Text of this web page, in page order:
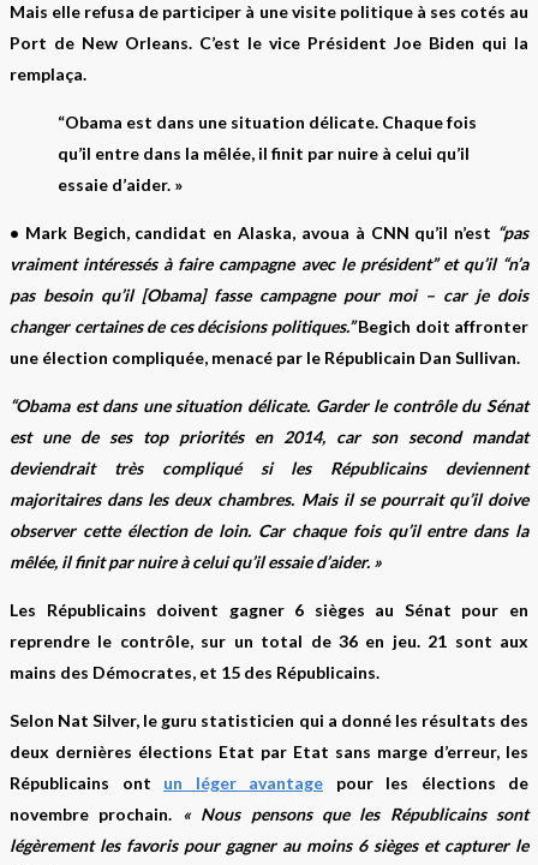
Mais elle refusa de participer à une visite politique à ses cotés au
Port de New Orleans. C’est le vice Président Joe Biden qui la
remplaça.
“Obama est dans une situation délicate. Chaque fois
qu’il entre dans la mêlée, il finit par nuire à celui qu’il
essaie d’aider. »
• Mark Begich, candidat enAlaska, avoua à CNN qu’il n’est “pas
vraiment intéressés à faire campagne avec le président” et qu’il “n’a
pas besoin qu’il [Obama] fasse campagne pour moi – car je dois
changer certaines de ces décisions politiques.”Begich doit affronter
une élection compliquée, menacé par le Républicain Dan Sullivan.
“Obama est dans une situation délicate. Garder le contrôle du Sénat
est une de ses top priorités en 2014, car son second mandat
deviendrait très compliqué si les Républicains deviennent
majoritaires dans les deux chambres. Mais il se pourrait qu’il doive
observer cette élection de loin. Car chaque fois qu’il entre dans la
mêlée, il finit par nuire à celui qu’il essaie d’aider. »
Les Républicains doivent gagner 6 sièges au Sénat pour en
reprendre le contrôle, sur un total de 36 en jeu. 21 sont aux
mains des Démocrates, et 15 des Républicains.
Selon Nat Silver, le guru statisticien qui a donné les résultats des
deux dernières élections Etat par Etat sans marge d’erreur, les
Républicains ont un léger avantage pour les élections de
novembre prochain. « Nous pensons que les Républicains sont
légèrement les favoris pour gagner au moins 6 sièges et capturer le